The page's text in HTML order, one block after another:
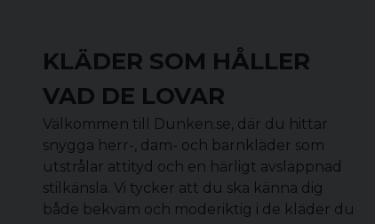
KLÄDER SOM HÅLLER
VAD DE LOVAR
Välkommen till Dunken.se, där du hittar
snygga herr-, dam- och barnkläder som
utstrålar attityd och en härligt avslappnad
stilkänsla. Vi tycker att du ska känna dig
både bekväm och moderiktig i de kläder du